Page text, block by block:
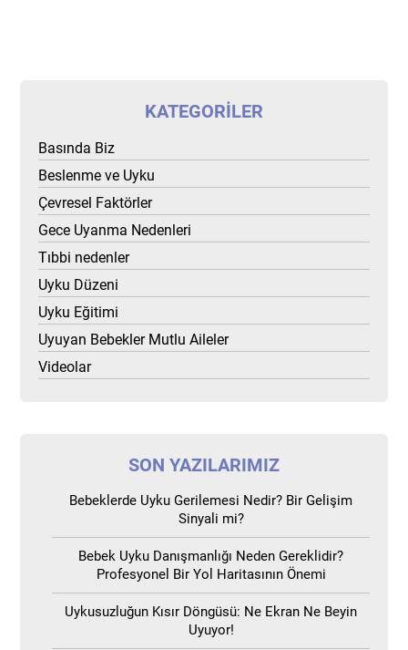
KATEGORILER
Basında Biz
Beslenme ve Uyku
Çevresel Faktörler
Gece Uyanma Nedenleri
Tıbbi nedenler
Uyku Düzeni
Uyku Eğitimi
Uyuyan Bebekler Mutlu Aileler
Videolar
SON YAZILARIMIZ
Bebeklerde Uyku Gerilemesi Nedir? Bir Gelişim
Sinyali mi?
Bebek Uyku Danışmanlığı Neden Gereklidir?
Profesyonel Bir Yol Haritasının Önemi
Uykusuzluğun Kısır Döngüsü: Ne Ekran Ne Beyin
Uyuyor!